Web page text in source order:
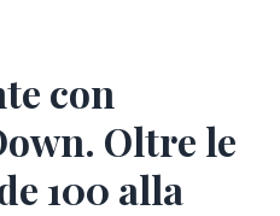
con
Oltre le
100 alla